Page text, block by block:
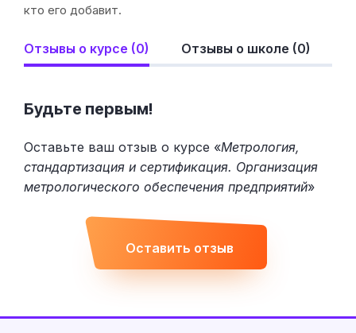
кто его добавит.
Отзывы о курсе (0) Отзывы о школе (0)
Будьте первым!
Оставьте ваш отзыв о курсе «Метрология,
стандартизация и сертификация. Организация
метрологического обеспечения предприятий»
Оставить отзыв